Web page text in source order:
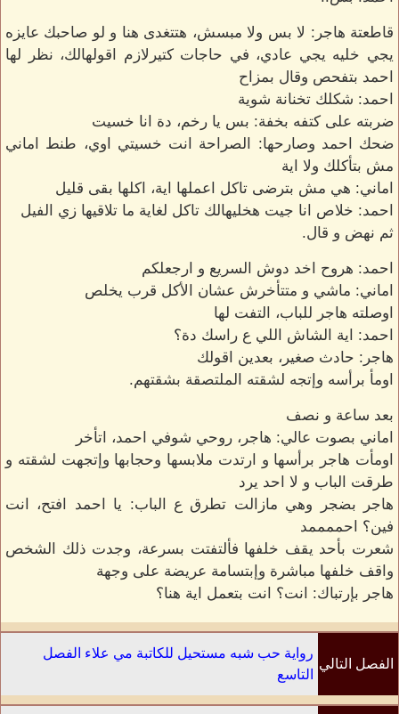
قاطعتة هاجر: لا بس ولا مبسش، هتتغدى هنا و لو صاحبك عايزه
يجي خليه يجي عادي، في حاجات كتيرلازم اقولهالك، نظر لها
احمد بتفحص وقال بمزاح
احمد: شكلك تخنانة شوية
ضربته على كتفه بخفة: بس يا رخم، دة انا خسيت
ضحك احمد وصارحها: الصراحة انت خسيتي اوي، طنط اماني
مش بتأكلك ولا اية
اماني: هي مش بترضى تاكل اعملها اية، اكلها بقى قليل
احمد: خلاص انا جيت هخليهالك تاكل لغاية ما تلاقيها زي الفيل
ثم نهض و قال.
احمد: هروح اخد دوش السريع و ارجعلكم
اماني: ماشي و متتأخرش عشان الأكل قرب يخلص
اوصلته هاجر للباب، التفت لها
احمد: اية الشاش اللي ع راسك دة؟
هاجر: حادث صغير، بعدين اقولك
اومأ برأسه وإتجه لشقته الملتصقة بشقتهم.
بعد ساعة و نصف
اماني بصوت عالي: هاجر، روحي شوفي احمد، اتأخر
اومأت هاجر برأسها و ارتدت ملابسها وحجابها وإتجهت لشقته و
طرقت الباب و لا احد يرد
هاجر بضجر وهي مازالت تطرق ع الباب: يا احمد افتح، انت
فين؟ احممممد
شعرت بأحد يقف خلفها فألتفتت بسرعة، وجدت ذلك الشخص
واقف خلفها مباشرة وإبتسامة عريضة على وجهة
هاجر بإرتباك: انت؟ انت بتعمل اية هنا؟
الفصل التالي
رواية حب شبه مستحيل للكاتبة مي علاء الفصل
التاسع